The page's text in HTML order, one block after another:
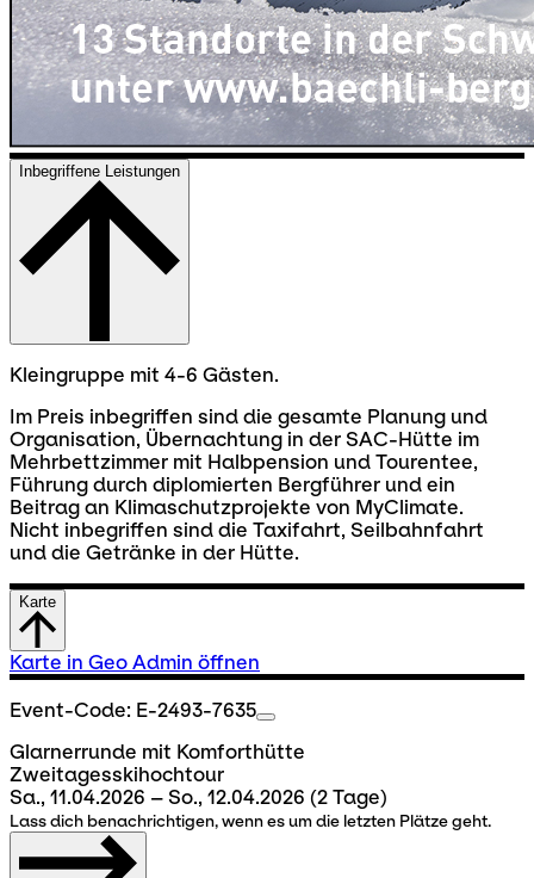
Inbegriffene Leistungen
Kleingruppe mit 4-6 Gästen.
Im Preis inbegriffen sind die gesamte Planung und
Organisation, Übernachtung in der SAC-Hütte im
Mehrbettzimmer mit Halbpension und Tourentee,
Führung durch diplomierten Bergführer und ein
Beitrag an Klimaschutzprojekte von MyClimate.
Nicht inbegriffen sind die Taxifahrt, Seilbahnfahrt
und die Getränke in der Hütte.
Karte
Karte in Geo Admin öffnen
Event-Code: E-2493-7635
Glarnerrunde mit Komforthütte
Zweitagesskihochtour
Sa., 11.04.2026 – So., 12.04.2026 (2 Tage)
Lass dich benachrichtigen, wenn es um die letzten Plätze geht.